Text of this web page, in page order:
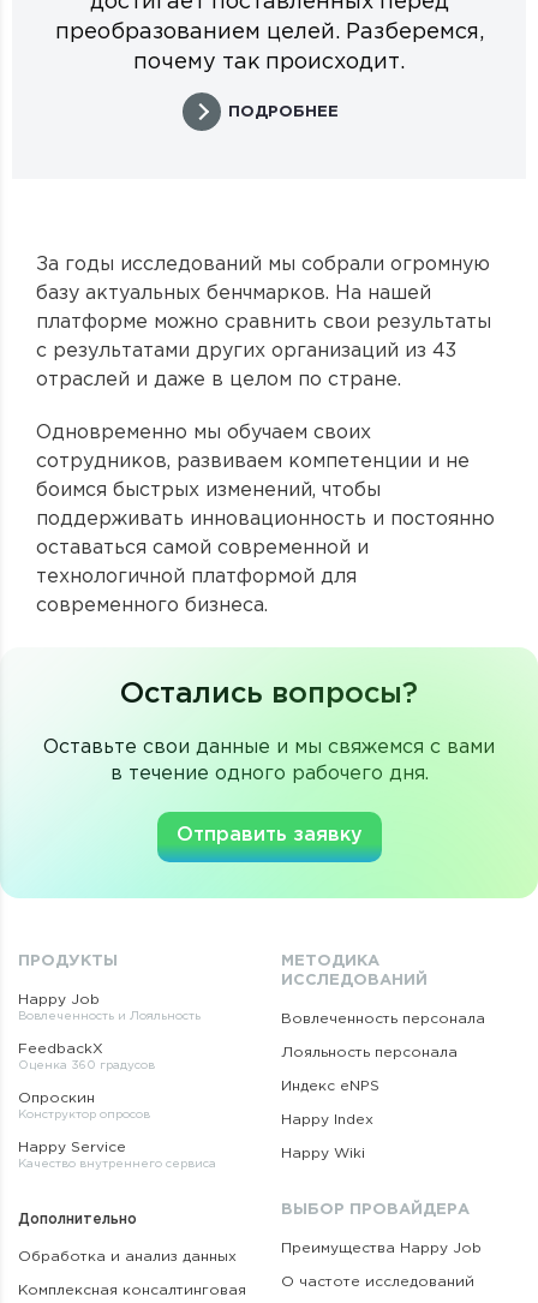
преобразованием целей. Разберемся,
почему так происходит.
ПОДРОБНЕЕ
За годы исследований мы собрали огромную
базу актуальных бенчмарков. На нашей
платформе можно сравнить свои результаты
с результатами других организаций из 43
отраслей и даже в целом по стране.
Одновременно мы обучаем своих
сотрудников, развиваем компетенции и не
боимся быстрых изменений, чтобы
поддерживать инновационность и постоянно
оставаться самой современной и
технологичной платформой для
современного бизнеса.
Остались вопросы?
Оставьте свои данные и мы свяжемся с вами
в течение одного рабочего дня.
Отправить заявку
ПРОДУКТЫ
Happy Job
Вовлеченность и Лояльность
FeedbackX
Оценка 360 градусов
Опроскин
Конструктор опросов
Happy Service
Качество внутреннего сервиса
Дополнительно
Обработка и анализ данных
Комплексная консалтинговая
МЕТОДИКА
ИССЛЕДОВАНИЙ
Вовлеченность персонала
Лояльность персонала
Индекс eNPS
Happy Index
Happy Wiki
ВЫБОР ПРОВАЙДЕРА
Преимущества Happy Job
О частоте исследований